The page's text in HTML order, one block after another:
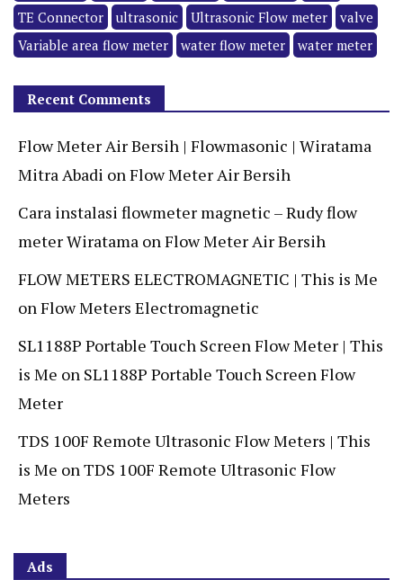
TE Connector ultrasonic Ultrasonic Flow meter
valve
Variable area flow meter
water flow meter water meter
Recent Comments
Flow Meter Air Bersih | Flowmasonic | Wiratama
Mitra Abadi on Flow Meter Air Bersih
Cara instalasi flowmeter magnetic – Rudy flow
meter Wiratama on Flow Meter Air Bersih
FLOW METERS ELECTROMAGNETIC | This is Me
on Flow Meters Electromagnetic
SL1188P Portable Touch Screen Flow Meter | This
is Me on SL1188P Portable Touch Screen Flow
Meter
TDS 100F Remote Ultrasonic Flow Meters | This
is Me on TDS 100F Remote Ultrasonic Flow
Meters
Ads